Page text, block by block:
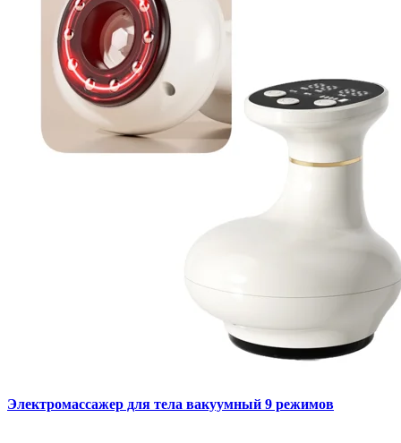
Электромассажер для тела вакуумный 9 режимов